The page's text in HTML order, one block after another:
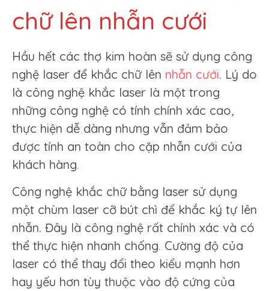
chữ lên nhẫn cưới
Hầu hết các thợ kim hoàn sẽ sử dụng công
nghệ laser để khắc chữ lên nhẫn cưới. Lý do
là công nghệ khắc laser là một trong
những công nghệ có tính chính xác cao,
thực hiện dễ dàng nhưng vẫn đảm bảo
được tính an toàn cho cặp nhẫn cưới của
khách hàng.
Công nghệ khắc chữ bằng laser sử dụng
một chùm laser cỡ bút chì để khắc ký tự lên
nhẫn. Đây là công nghệ rất chính xác và có
thể thực hiện nhanh chống. Cường độ của
laser có thể thay đổi theo kiểu mạnh hơn
hay yếu hơn tùy thuộc vào độ cứng của